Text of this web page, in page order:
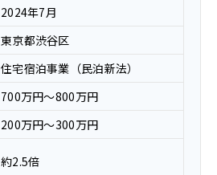
2024年7月
東京都渋谷区
住宅宿泊事業（民泊新法）
700万円〜800万円
200万円〜300万円
約2.5倍